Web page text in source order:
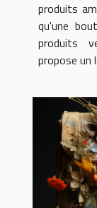
produits
qu'une
produits
propose un